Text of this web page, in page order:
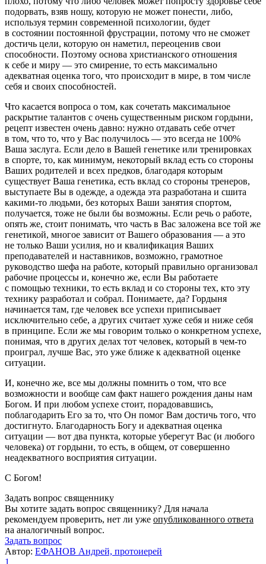
подорвать, взяв ношу, которую не может понести, либо,
используя термин современной психологии, будет
в состоянии постоянной фрустрации, потому что не сможет
достичь цели, которую он наметил, переоценив свои
способности. Поэтому основа христианского отношения
к себе и миру — это смирение, то есть максимально
адекватная оценка того, что происходит в мире, в том числе
себя и своих способностей.
Что касается вопроса о том, как сочетать максимальное
раскрытие талантов с очень существенным риском гордыни,
рецепт известен очень давно: нужно отдавать себе отчет
в том, что то, что у Вас получилось — это всегда не 100%
Ваша заслуга. Если дело в Вашей генетике или тренировках
в спорте, то, как минимум, некоторый вклад есть со стороны
Ваших родителей и всех предков, благодаря которым
существует Ваша генетика, есть вклад со стороны тренеров,
выступаете Вы в одежде, а одежда эта разработана и сшита
какими-то людьми, без которых Ваши занятия спортом,
получается, тоже не были бы возможны. Если речь о работе,
опять же, стоит понимать, что часть в Вас заложена все той же
генетикой, многое зависит от Вашего образования — а это
не только Ваши усилия, но и квалификация Ваших
преподавателей и наставников, возможно, грамотное
руководство шефа на работе, который правильно организовал
рабочие процессы и, конечно же, если Вы работаете
с помощью техники, то есть вклад и со стороны тех, кто эту
технику разработал и собрал. Понимаете, да? Гордыня
начинается там, где человек все успехи приписывает
исключительно себе, а других считает хуже себя и ниже себя
в принципе. Если же мы говорим только о конкретном успехе,
понимая, что в других делах тот человек, который в чем-то
проиграл, лучше Вас, это уже ближе к адекватной оценке
ситуации.
И, конечно же, все мы должны помнить о том, что все
возможности и вообще сам факт нашего рождения даны нам
Богом. И при любом успехе стоит, порадовавшись,
поблагодарить Его за то, что Он помог Вам достичь того, что
достигнуто. Благодарность Богу и адекватная оценка
ситуации — вот два пункта, которые уберегут Вас (и любого
человека) от гордыни, то есть, в общем, от совершенно
неадекватного восприятия ситуации.
С Богом!
Задать вопрос священнику
Вы хотите задать вопрос священнику? Для начала
рекомендуем проверить, нет ли уже опубликованного ответа
на аналогичный вопрос.
Задать вопрос
Автор: ЕФАНОВ Андрей, протоиерей
1